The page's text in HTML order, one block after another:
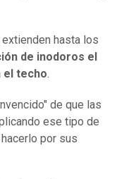
hasta los
de inodoros el
el techo.
de que las
ese tipo de
por sus